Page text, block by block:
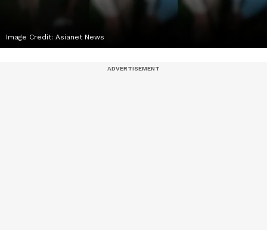
Image Credit: Asianet News